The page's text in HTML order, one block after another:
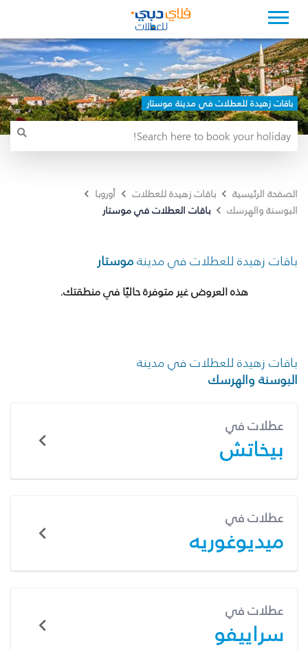
باقات زهيدة للعطلات في مدينة موستار
الصفحة الرئيسية باقات زهيدة للعطلات
أوروبا
البوسنة والهرسك
باقات العطلات في موستار
باقات زهيدة للعطلات في مدينةموستار
هذه العروض غير متوفرة حاليًا في منطقتك.
باقات زهيدة للعطلات في مدينة
البوسنة والهرسك
عطلات في
بيخاتش
عطلات في
ميديوغوريه
عطلات في
سراييفو